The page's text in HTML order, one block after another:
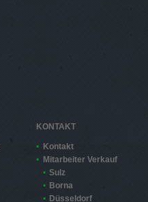
KONTAKT
Kontakt
Mitarbeiter Verkauf
Sulz
Borna
Düsseldorf